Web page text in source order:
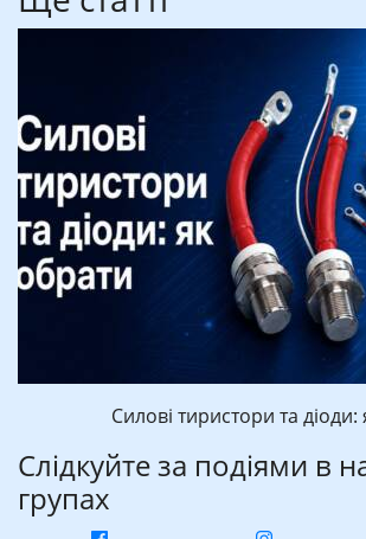
Силові тиристори та діоди:
Слідкуйте за подіями в
групах